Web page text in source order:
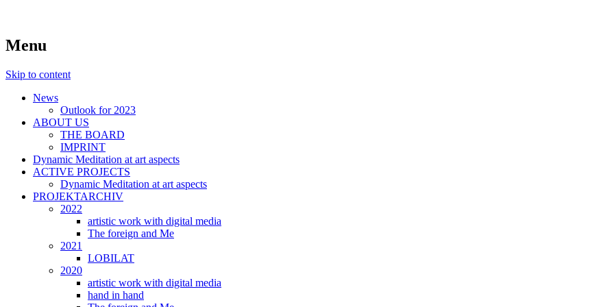
art aspects
Menu
Skip to content
News
Outlook for 2023
ABOUT US
THE BOARD
IMPRINT
Dynamic Meditation at art aspects
ACTIVE PROJECTS
Dynamic Meditation at art aspects
PROJEKTARCHIV
2022
artistic work with digital media
The foreign and Me
2021
LOBILAT
2020
artistic work with digital media
hand in hand